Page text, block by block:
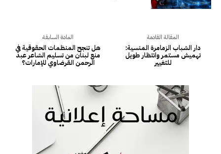
المادة السابقة
هل تنجح المنظمات الحقوقية في
منع لبنان من تسليم الشاعر عبد
الرحمن القرضاوي للإمارات؟
المقالة القادمة
دار الشباب الزمامرة المنسية:
تهميش مستمر وانتظار طويل
للتغيير